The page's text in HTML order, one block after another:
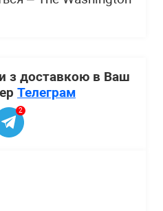
з доставкою в Ваш
Телеграм
2